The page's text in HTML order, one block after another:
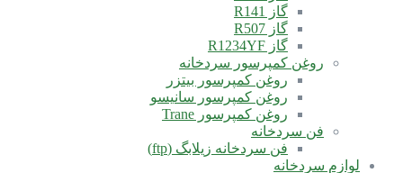
گاز R141
گاز R507
گاز R1234YF
روغن کمپرسور سردخانه
روغن کمپرسور بیتزر
روغن کمپرسور سانیسو
روغن کمپرسور Trane
فن سردخانه
فن سردخانه زیلابگ (ftp)
لوازم سردخانه